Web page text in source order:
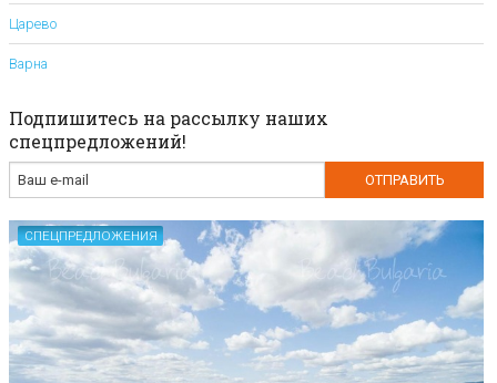
Царево
Варна
Подпишитесь на рассылку наших
спецпредложений!
СПЕЦПРЕДЛОЖЕНИЯ